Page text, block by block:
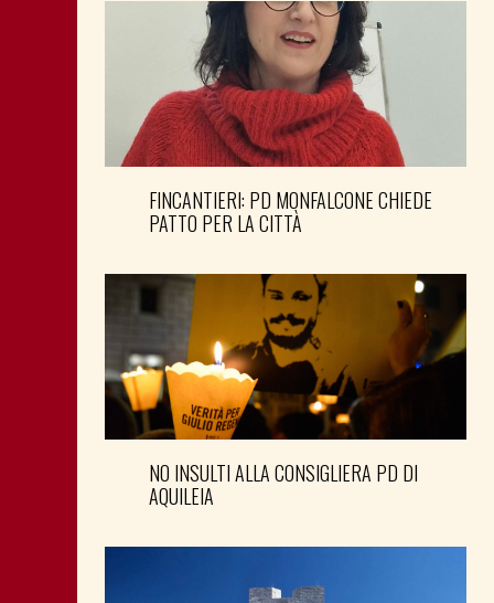
FINCANTIERI: PD MONFALCONE CHIEDE
PATTO PER LA CITTÀ
NO INSULTI ALLA CONSIGLIERA PD DI
AQUILEIA